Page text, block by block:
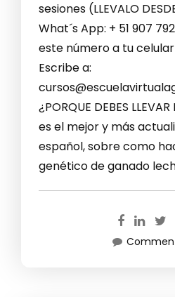
sesiones (LLEVALO
What´s App: + 51 907
este número a tu
Escribe a:
¿PORQUE DEBES
es el mejor y más
español, sobre como
genético de ganado